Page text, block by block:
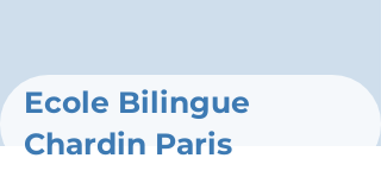
Ecole Bilingue
Chardin Paris